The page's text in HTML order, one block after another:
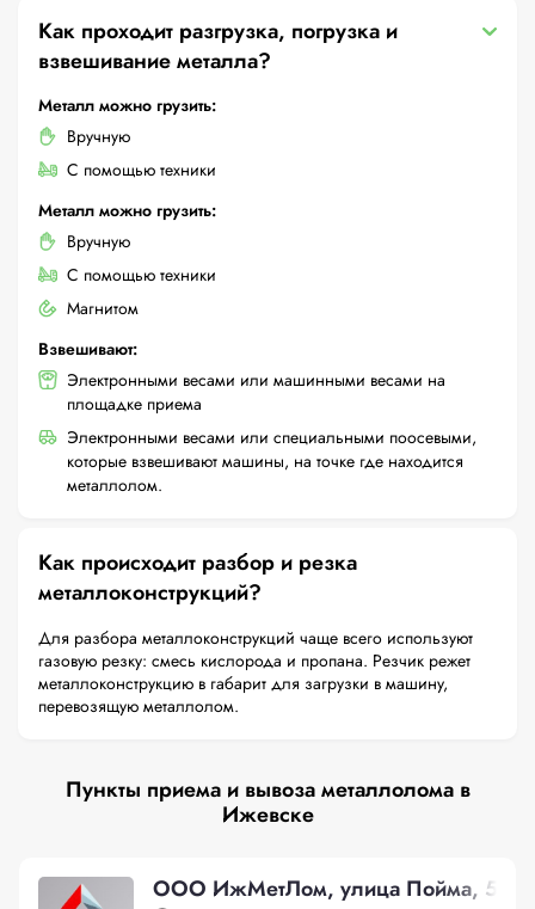
Как проходит разгрузка, погрузка и
взвешивание металла?
Металл можно грузить:
Вручную
С помощью техники
Металл можно грузить:
Вручную
С помощью техники
Магнитом
Взвешивают:
Электронными весами или машинными весами на
площадке приема
Электронными весами или специальными поосевыми,
которые взвешивают машины, на точке где находится
металлолом.
Как происходит разбор и резка
металлоконструкций?
Для разбора металлоконструкций чаще всего используют
газовую резку: смесь кислорода и пропана. Резчик режет
металлоконструкцию в габарит для загрузки в машину,
перевозящую металлолом.
Пункты приема и вывоза металлолома в
Ижевске
ООО ИжМетЛом, улица Пойма, 53В